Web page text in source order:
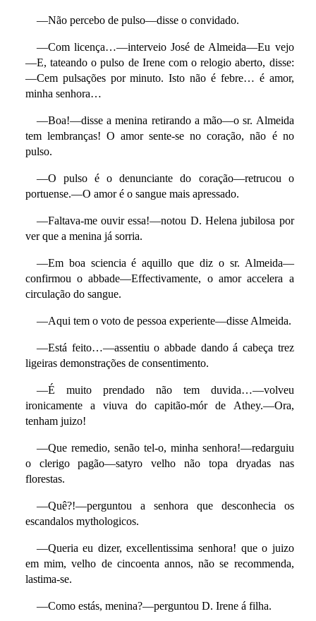
—Não percebo de pulso—disse o convidado.
—Com licença…—interveio José de Almeida—Eu vejo
—E, tateando o pulso de Irene com o relogio aberto, disse:
—Cem pulsações por minuto. Isto não é febre… é amor,
minha senhora…
—Boa!—disse a menina retirando a mão—o sr. Almeida
tem lembranças! O amor sente-se no coração, não é no
pulso.
—O pulso é o denunciante do coração—retrucou o
portuense.—O amor é o sangue mais apressado.
—Faltava-me ouvir essa!—notou D. Helena jubilosa por
ver que a menina já sorria.
—Em boa sciencia é aquillo que diz o sr. Almeida—
confirmou o abbade—Effectivamente, o amor accelera a
circulação do sangue.
—Aqui tem o voto de pessoa experiente—disse Almeida.
—Está feito…—assentiu o abbade dando á cabeça trez
ligeiras demonstrações de consentimento.
—É muito prendado não tem duvida…—volveu
ironicamente a viuva do capitão-mór de Athey.—Ora,
tenham juizo!
—Que remedio, senão tel-o, minha senhora!—redarguiu
o clerigo pagão—satyro velho não topa dryadas nas
florestas.
—Quê?!—perguntou a senhora que desconhecia os
escandalos mythologicos.
—Queria eu dizer, excellentissima senhora! que o juizo
em mim, velho de cincoenta annos, não se recommenda,
lastima-se.
—Como estás, menina?—perguntou D. Irene á filha.